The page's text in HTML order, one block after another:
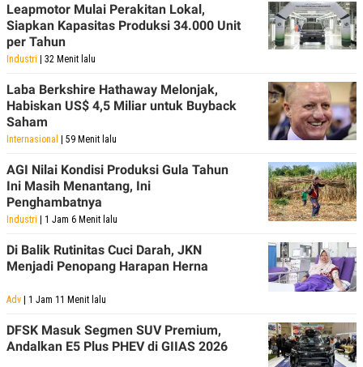
Leapmotor Mulai Perakitan Lokal,
Siapkan Kapasitas Produksi 34.000 Unit
per Tahun
Industri | 32 Menit lalu
Laba Berkshire Hathaway Melonjak,
Habiskan US$ 4,5 Miliar untuk Buyback
Saham
Internasional | 59 Menit lalu
AGI Nilai Kondisi Produksi Gula Tahun
Ini Masih Menantang, Ini
Penghambatnya
Industri | 1 Jam 6 Menit lalu
Di Balik Rutinitas Cuci Darah, JKN
Menjadi Penopang Harapan Herna
Adv | 1 Jam 11 Menit lalu
DFSK Masuk Segmen SUV Premium,
Andalkan E5 Plus PHEV di GIIAS 2026